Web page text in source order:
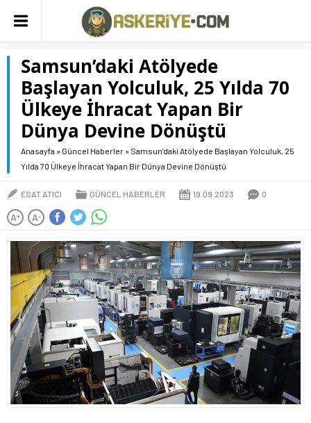
Samsun’daki Atölyede
Başlayan Yolculuk, 25 Yılda 70
Ülkeye İhracat Yapan Bir
Dünya Devine Dönüştü
Anasayfa » Güncel Haberler » Samsun’daki Atölyede Başlayan Yolculuk, 25
Yılda 70 Ülkeye İhracat Yapan Bir Dünya Devine Dönüştü
ESAT ATICI GÜNCEL HABERLER 19.09.2023 0
A+ A-